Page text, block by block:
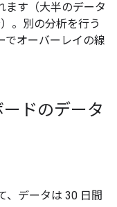
ます（大半のデータ
。別の分析を行う
でオーバーレイの線
ドのデータ
、データは 30 日間